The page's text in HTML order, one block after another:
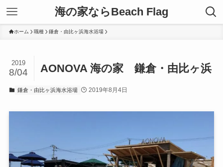
海の家ならBeach Flag
ホーム 職種 鎌倉・由比ヶ浜海水浴場
AONOVA 海の家 鎌倉・由比ヶ浜
2019
8/04
鎌倉・由比ヶ浜海水浴場 2019年8月4日